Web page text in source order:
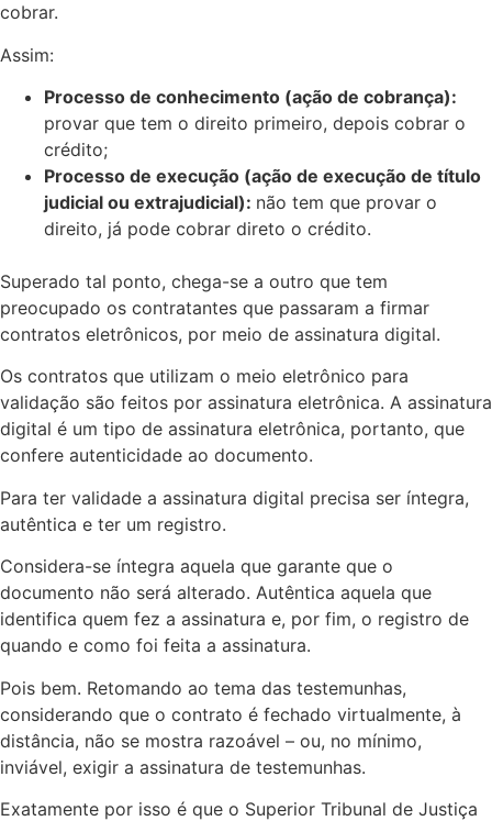
cobrar.
Assim:
Processo de conhecimento (ação de cobrança):
provar que tem o direito primeiro, depois cobrar o
crédito;
Processo de execução (ação de execução de título
judicial ou extrajudicial): não tem que provar o
direito, já pode cobrar direto o crédito.
Superado tal ponto, chega-se a outro que tem
preocupado os contratantes que passaram a firmar
contratos eletrônicos, por meio de assinatura digital.
Os contratos que utilizam o meio eletrônico para
validação são feitos por assinatura eletrônica. A assinatura
digital é um tipo de assinatura eletrônica, portanto, que
confere autenticidade ao documento.
Para ter validade a assinatura digital precisa ser íntegra,
autêntica e ter um registro.
Considera-se íntegra aquela que garante que o
documento não será alterado. Autêntica aquela que
identifica quem fez a assinatura e, por fim, o registro de
quando e como foi feita a assinatura.
Pois bem. Retomando ao tema das testemunhas,
considerando que o contrato é fechado virtualmente, à
distância, não se mostra razoável – ou, no mínimo,
inviável, exigir a assinatura de testemunhas.
Exatamente por isso é que o Superior Tribunal de Justiça